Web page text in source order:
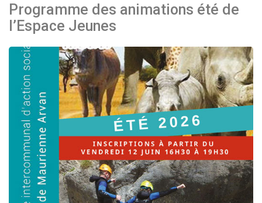
Programme des animations été de
l’Espace Jeunes